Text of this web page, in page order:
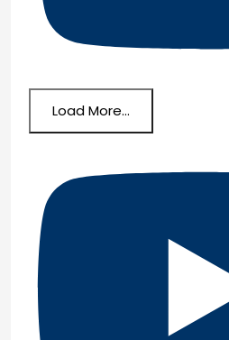
Load More...